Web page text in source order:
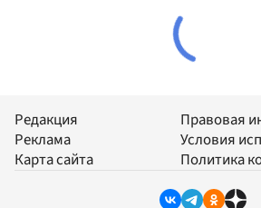
Редакция
Реклама
Карта сайта
Правовая
Условия
Политика